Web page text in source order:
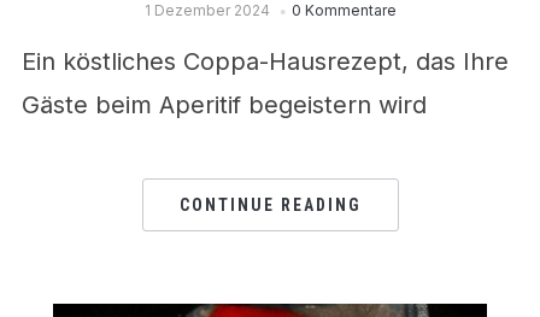
1 Dezember 2024 0 Kommentare
Ein köstliches Coppa-Hausrezept, das Ihre
Gäste beim Aperitif begeistern wird
CONTINUE READING